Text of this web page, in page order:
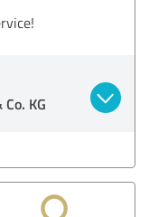
KG